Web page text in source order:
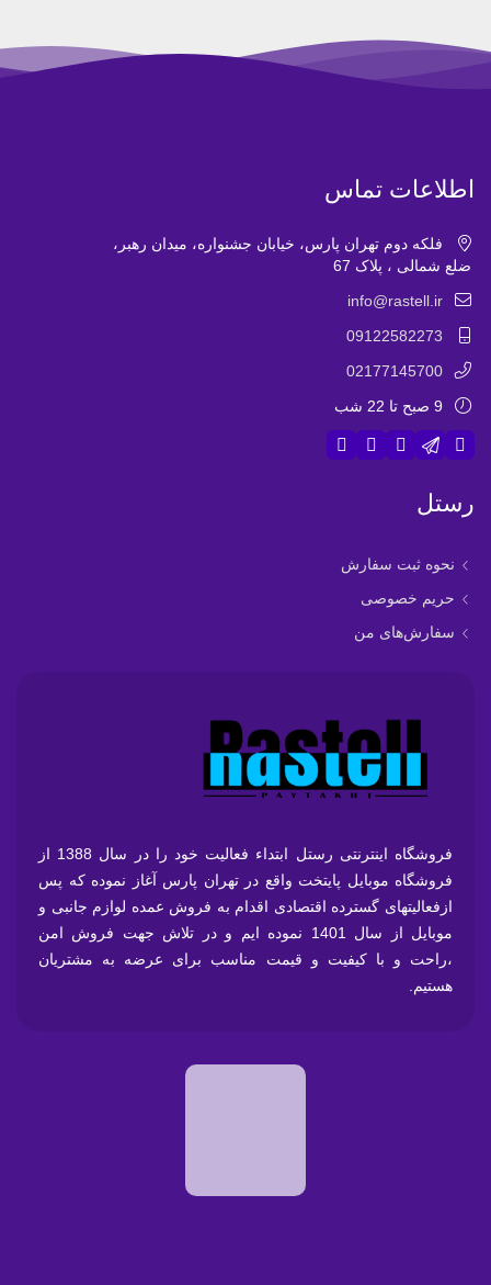
اطلاعات تماس
فلکه دوم تهران پارس، خیابان جشنواره، میدان رهبر،
ضلع شمالی ، پلاک 67
info@rastell.ir
09122582273
02177145700
9 صبح تا 22 شب
رستل
نحوه ثبت سفارش
حریم خصوصی
سفارش‌های من
فروشگاه اینترنتی رستل ابتداء فعالیت خود را در سال 1388 از
فروشگاه موبایل پایتخت واقع در تهران پارس آغاز نموده که پس
ازفعالیتهای گسترده اقتصادی اقدام به فروش عمده لوازم جانبی و
موبایل از سال 1401 نموده ایم و در تلاش جهت فروش امن
،راحت و با کیفیت و قیمت مناسب برای عرضه به مشتریان
هستیم.